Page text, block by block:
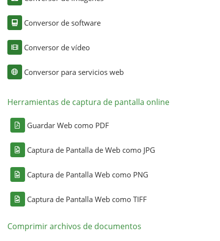
Conversor de software
Conversor de vídeo
Conversor para servicios web
Herramientas de captura de pantalla online
Guardar Web como PDF
Captura de Pantalla de Web como JPG
Captura de Pantalla Web como PNG
Captura de Pantalla Web como TIFF
Comprimir archivos de documentos